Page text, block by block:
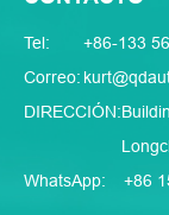
Tel:
+86-133
Correo:
DIRECCIÓN:
WhatsApp:
+86